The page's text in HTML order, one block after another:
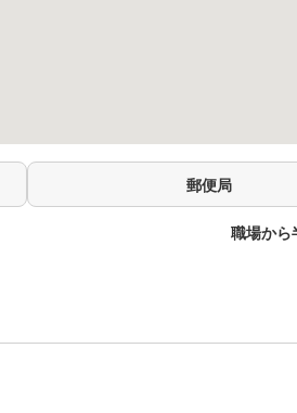
郵便局
職場か